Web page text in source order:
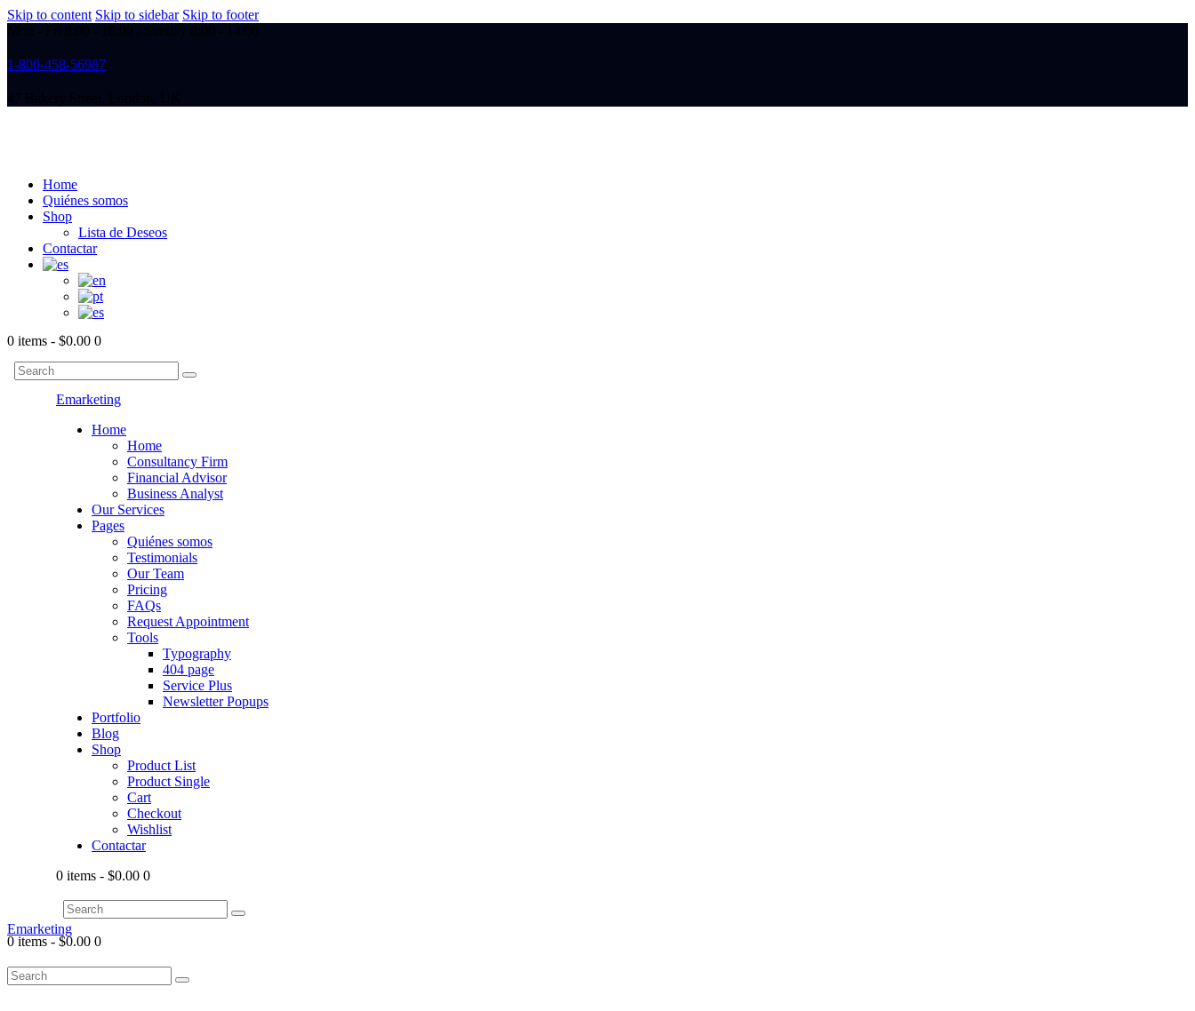
Skip to content Skip to sidebar Skip to footer
1-800-458-56987
Home
Quiénes somos
Shop
Lista de Deseos
Contactar
0 items - $0.00 0
Emarketing
Home
Home
Consultancy Firm
Financial Advisor
Business Analyst
Our Services
Pages
Quiénes somos
Testimonials
Our Team
Pricing
FAQs
Request Appointment
Tools
Typography
404 page
Service Plus
Newsletter Popups
Portfolio
Blog
Shop
Product List
Product Single
Cart
Checkout
Wishlist
Contactar
0 items - $0.00 0
Emarketing
0 items - $0.00 0